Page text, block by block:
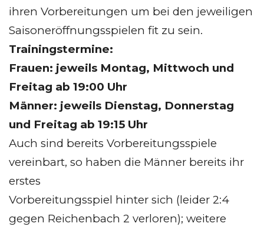
ihren Vorbereitungen um bei den jeweiligen
Saisoneröffnungsspielen fit zu sein.
Trainingstermine:
Frauen: jeweils Montag, Mittwoch und
Freitag ab 19:00 Uhr
Männer: jeweils Dienstag, Donnerstag
und Freitag ab 19:15 Uhr
Auch sind bereits Vorbereitungsspiele
vereinbart, so haben die Männer bereits ihr
erstes
Vorbereitungsspiel hinter sich (leider 2:4
gegen Reichenbach 2 verloren); weitere